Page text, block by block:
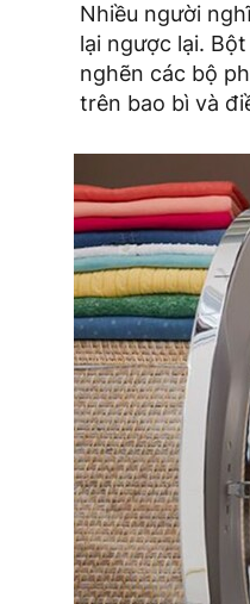
Nhiều người
lại ngược lại.
nghẽn các bộ
trên bao bì và